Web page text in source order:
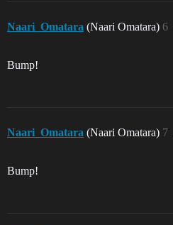
Naari_Omatara (Naari Omatara) 6
Bump!
Naari_Omatara (Naari Omatara) 7
Bump!